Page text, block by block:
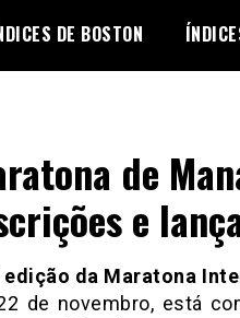
DE BOSTON
de
e
edição da Maratona
de novembro, está